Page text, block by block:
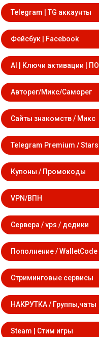
Telegram | TG аккаунты
Фейсбук | Facebook
AI | Ключи активации | ПО
Авторег/Микс/Саморег
Сайты знакомств / Микс
Telegram Premium / Stars
Купоны / Промокоды
VPN/ВПН
Сервера / vps / дедики
Пополнение / WalletCode
Стриминговые сервисы
НАКРУТКА / Группы,чаты
Steam | Стим игры